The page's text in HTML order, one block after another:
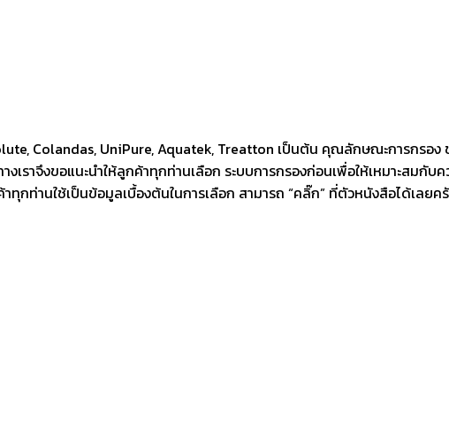
Colandas, UniPure, Aquatek, Treatton เป็นต้น คุณลักษณะการกรอง
งเราจึงขอแนะนำให้ลูกค้าทุกท่านเลือก ระบบการกรองก่อนเพื่อให้เหมาะสมกับ
ทุกท่านใช้เป็นข้อมูลเบื้องต้นในการเลือก สามารถ “คลิ๊ก” ที่ตัวหนังสือได้เลย